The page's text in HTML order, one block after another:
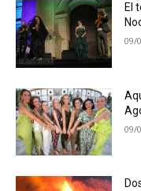
El
09/
09/